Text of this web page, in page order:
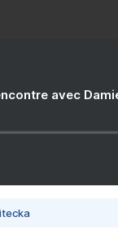
avec